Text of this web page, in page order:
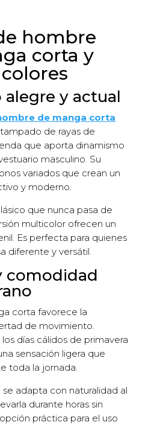
hombre
corta y
alegre y actual
de manga corta
de rayas de
que aporta dinamismo
masculino. Su
variados que crean un
y moderno.
que nunca pasa de
multicolor ofrecen un
Es perfecta para quienes
diferente y versátil.
comodidad
corta favorece la
de movimiento.
días cálidos de primavera
sensación ligera que
toda la jornada.
adapta con naturalidad al
durante horas sin
práctica para el uso